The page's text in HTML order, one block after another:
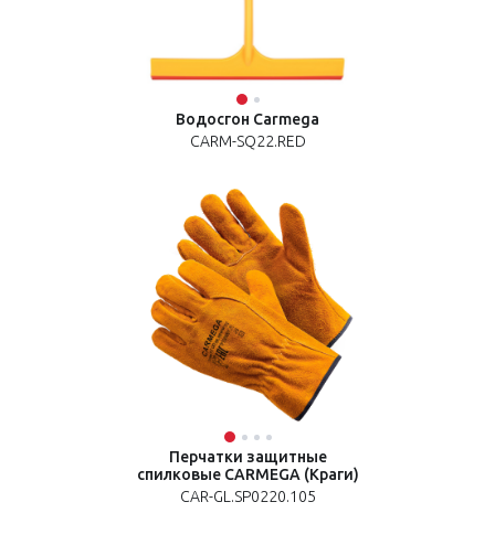
Водосгон Carmega
CARM-SQ22.RED
Перчатки защитные
спилковые CARMEGA (Краги)
CAR-GL.SP0220.105